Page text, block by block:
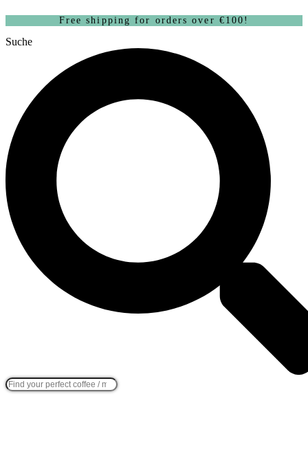
wechseln
Free shipping for orders over €100!
Suche